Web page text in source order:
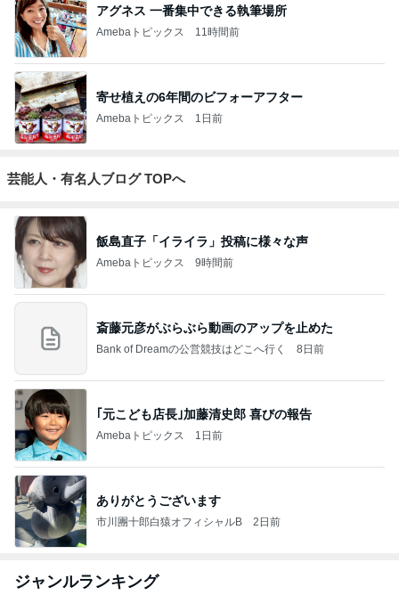
アグネス 一番集中できる執筆場所
Amebaトピックス 11時間前
寄せ植えの6年間のビフォーアフター
Amebaトピックス 1日前
芸能人・有名人ブログ TOPへ
飯島直子「イライラ」投稿に様々な声
Amebaトピックス 9時間前
斎藤元彦がぶらぶら動画のアップを止めた
Bank of Dreamの公営競技はどこへ行く 8日前
｢元こども店長｣加藤清史郎 喜びの報告
Amebaトピックス 1日前
ありがとうございます
市川團十郎白猿オフィシャルB 2日前
ジャンルランキング